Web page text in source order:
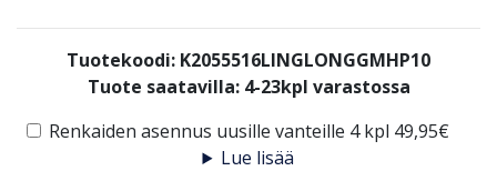
Tuotekoodi: K2055516LINGLONGGMHP10
Tuote saatavilla: 4-23kpl varastossa
Renkaiden asennus uusille vanteille 4 kpl 49,95€
Lue lisää